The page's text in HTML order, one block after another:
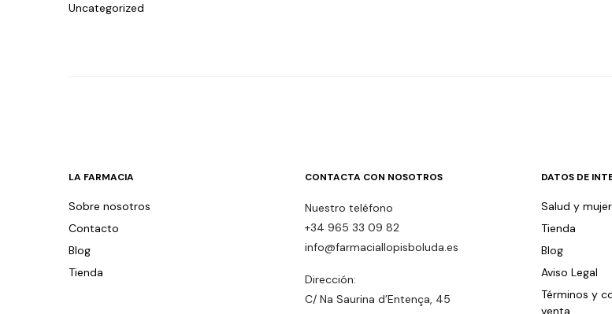
Uncategorized
LA FARMACIA
Sobre nosotros
Contacto
Blog
Tienda
CONTACTA CON NOSOTROS
Nuestro teléfono
+34 965 33 09 82
info@farmaciallopisboluda.es
Dirección:
C/ Na Saurina d’Entença, 45
DATOS DE
Salud y mujer
Tienda
Blog
Aviso Legal
Términos y
venta